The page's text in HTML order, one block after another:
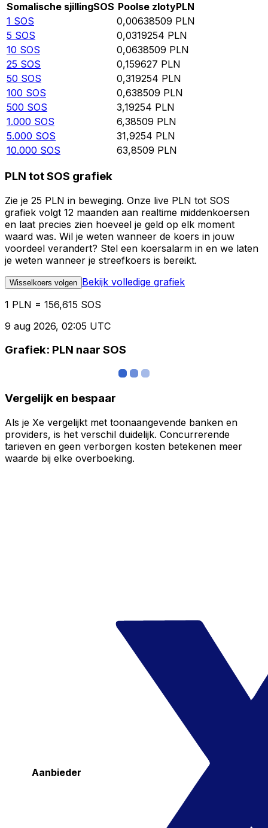
Somalische sjillingSOS Poolse zlotyPLN
1 SOS 0,00638509 PLN
5 SOS 0,0319254 PLN
10 SOS 0,0638509 PLN
25 SOS 0,159627 PLN
50 SOS 0,319254 PLN
100 SOS 0,638509 PLN
500 SOS 3,19254 PLN
1.000 SOS 6,38509 PLN
5.000 SOS 31,9254 PLN
10.000 SOS 63,8509 PLN
PLN tot SOS grafiek
Zie je 25 PLN in beweging. Onze live PLN tot SOS
grafiek volgt 12 maanden aan realtime middenkoersen
en laat precies zien hoeveel je geld op elk moment
waard was. Wil je weten wanneer de koers in jouw
voordeel verandert? Stel een koersalarm in en we laten
je weten wanneer je streefkoers is bereikt.
Wisselkoers volgen Bekijk volledige grafiek
1 PLN = 156,615 SOS
9 aug 2026, 02:05 UTC
Grafiek: PLN naar SOS
Vergelijk en bespaar
Als je Xe vergelijkt met toonaangevende banken en
providers, is het verschil duidelijk. Concurrerende
tarieven en geen verborgen kosten betekenen meer
waarde bij elke overboeking.
Aanbieder